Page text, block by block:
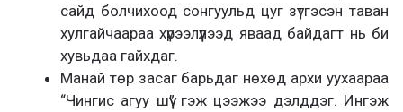
сайд болчихоод сонгуульд цуг зүтгэсэн таван
хулгайчаараа хүрээлүүлээд яваад байдагт нь би
хувьдаа гайхдаг.
Манай төр засаг барьдаг нөхөд архи уухаараа
“Чингис агуу шүү” гэж цээжээ дэлддэг. Ингэж